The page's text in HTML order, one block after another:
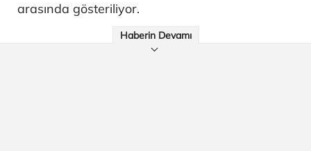
arasında gösteriliyor.
Haberin Devamı